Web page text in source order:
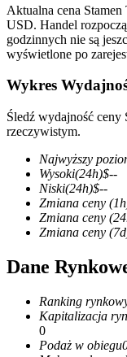
Kontrakty
Kontrakty
Kontrakty
TradFi
towary
Aktualna cena
USD. Handel
godzinnych nie są
wyświetlone po
Wykres
Śledź wydajność ceny
rzeczywistym.
Najwyższy
Wysoki(24h)$--
Niski(24h)$--
Zmiana ceny
Zmiana ceny
Zmiana ceny
Dane
Ranking
Kapitalizacja
0
Podaż w obiegu